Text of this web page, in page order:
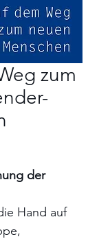
zum
der
Hand auf